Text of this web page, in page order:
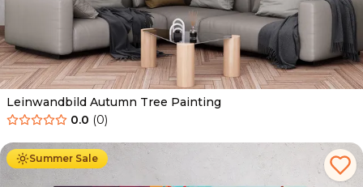
Leinwandbild Autumn Tree Painting
0.0 (0)
Summer Sale
Ab 39.90 € 34.90